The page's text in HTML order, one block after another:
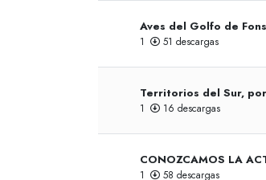
Aves del Golfo de
1 51 descargas
Territorios del Sur,
1 16 descargas
CONOZCAMOS LA
1 58 descargas